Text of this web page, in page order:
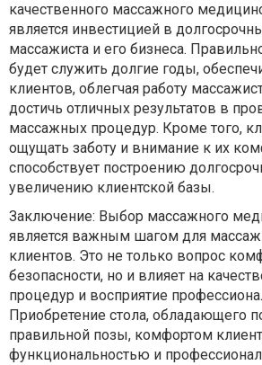
качественного массажного
является инвестицией в
массажиста и его бизнеса.
будет служить долгие годы,
клиентов, облегчая работу
достичь отличных результатов в
массажных процедур. Кроме того,
ощущать заботу и внимание к их
способствует построению
увеличению клиентской базы.
Заключение: Выбор массажного
является важным шагом для
клиентов. Это не только вопрос
безопасности, но и влияет на
процедур и восприятие
Приобретение стола, обладающего
правильной позы, комфортом
функциональностью и